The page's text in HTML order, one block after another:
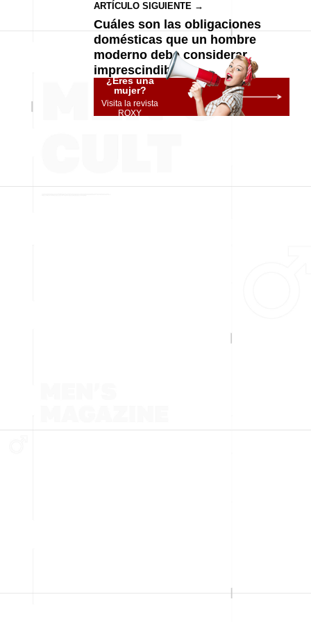
ARTÍCULO SIGUIENTE →
Cuáles son las obligaciones
domésticas que un hombre
moderno debe considerar
imprescindibles
¿Eres una
mujer?
Visita la revista
ROXY